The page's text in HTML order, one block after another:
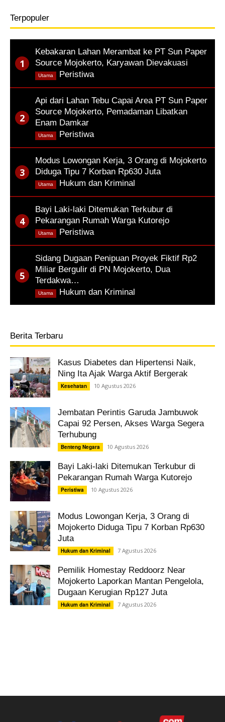
Terpopuler
Kebakaran Lahan Merambat ke PT Sun Paper
Source Mojokerto, Karyawan Dievakuasi
Peristiwa,
Utama
Api dari Lahan Tebu Capai Area PT Sun Paper
Source Mojokerto, Pemadaman Libatkan
Enam Damkar
Peristiwa,
Utama
Modus Lowongan Kerja, 3 Orang di Mojokerto
Diduga Tipu 7 Korban Rp630 Juta
Hukum dan Kriminal
Utama
Bayi Laki-laki Ditemukan Terkubur di
Pekarangan Rumah Warga Kutorejo
Peristiwa,
Utama
Sidang Dugaan Penipuan Proyek Fiktif Rp2
Miliar Bergulir di PN Mojokerto, Dua
Terdakwa…
Hukum dan Kriminal
Utama
Berita Terbaru
Kasus Diabetes dan Hipertensi Naik,
Ning Ita Ajak Warga Aktif Bergerak
Kesehatan 10 Agustus 2026
Jembatan Perintis Garuda Jambuwok
Capai 92 Persen, Akses Warga Segera
Terhubung
Benteng Negara 10 Agustus 2026
Bayi Laki-laki Ditemukan Terkubur di
Pekarangan Rumah Warga Kutorejo
Peristiwa 10 Agustus 2026
Modus Lowongan Kerja, 3 Orang di
Mojokerto Diduga Tipu 7 Korban Rp630
Juta
Hukum dan Kriminal 7 Agustus 2026
Pemilik Homestay Reddoorz Near
Mojokerto Laporkan Mantan Pengelola,
Dugaan Kerugian Rp127 Juta
Hukum dan Kriminal 7 Agustus 2026